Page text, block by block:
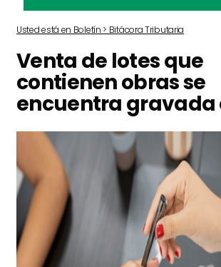
Usted está en Boletín > Bitácora Tributaria
Venta de lotes que
contienen obras se
encuentra gravada